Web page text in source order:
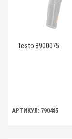
Testo 3900075
АРТИКУЛ: 790485